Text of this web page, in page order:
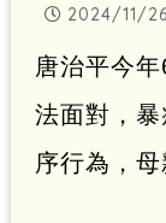
2024/11/
唐治平今
法面對，
序行為，
復，近期